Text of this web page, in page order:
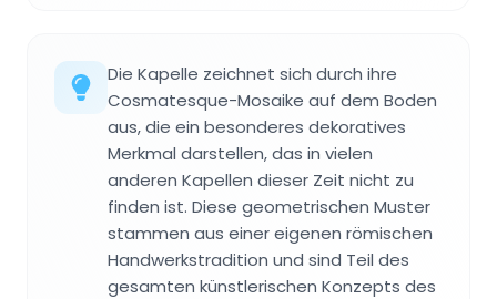
Die Kapelle zeichnet sich durch ihre
Cosmatesque-Mosaike auf dem Boden
aus, die ein besonderes dekoratives
Merkmal darstellen, das in vielen
anderen Kapellen dieser Zeit nicht zu
finden ist. Diese geometrischen Muster
stammen aus einer eigenen römischen
Handwerkstradition und sind Teil des
gesamten künstlerischen Konzepts des